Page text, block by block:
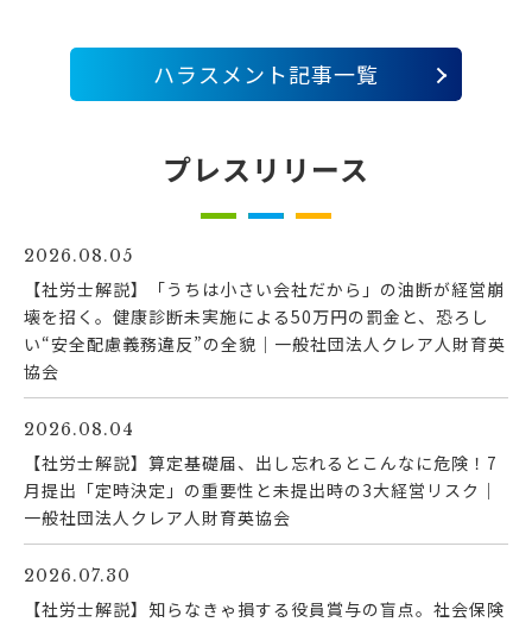
ハラスメント記事一覧
プレスリリース
2026.08.05
【社労士解説】「うちは小さい会社だから」の油断が経営崩
壊を招く。健康診断未実施による50万円の罰金と、恐ろし
い“安全配慮義務違反”の全貌｜一般社団法人クレア人財育英
協会
2026.08.04
【社労士解説】算定基礎届、出し忘れるとこんなに危険！7
月提出「定時決定」の重要性と未提出時の3大経営リスク｜
一般社団法人クレア人財育英協会
2026.07.30
【社労士解説】知らなきゃ損する役員賞与の盲点。社会保険